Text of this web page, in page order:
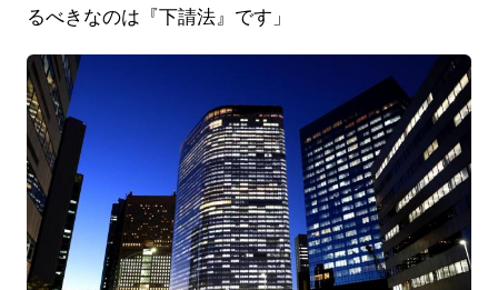
るべきなのは『下請法』です」